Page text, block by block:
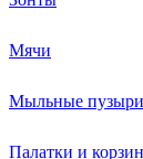
Мячи
Мыльные пузыри
Палатки и